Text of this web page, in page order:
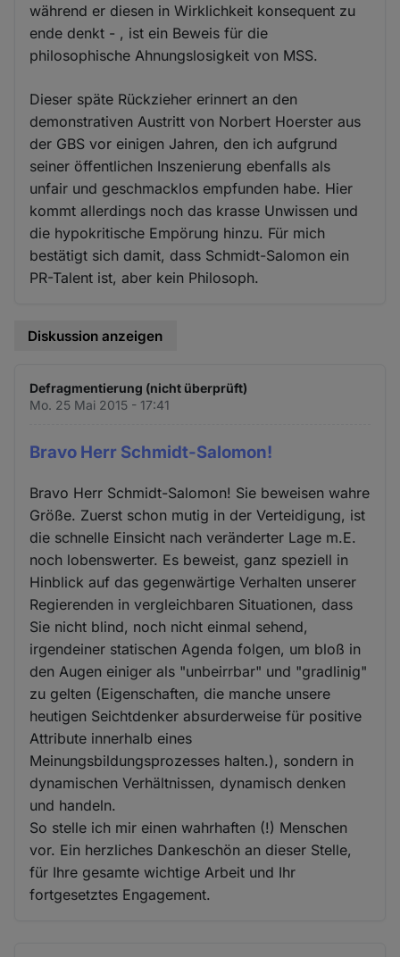
während er diesen in Wirklichkeit konsequent zu
ende denkt - , ist ein Beweis für die
philosophische Ahnungslosigkeit von MSS.
Dieser späte Rückzieher erinnert an den
demonstrativen Austritt von Norbert Hoerster aus
der GBS vor einigen Jahren, den ich aufgrund
seiner öffentlichen Inszenierung ebenfalls als
unfair und geschmacklos empfunden habe. Hier
kommt allerdings noch das krasse Unwissen und
die hypokritische Empörung hinzu. Für mich
bestätigt sich damit, dass Schmidt-Salomon ein
PR-Talent ist, aber kein Philosoph.
Diskussion anzeigen
Defragmentierung (nicht überprüft)
Mo. 25 Mai 2015 - 17:41
Bravo Herr Schmidt-Salomon!
Bravo Herr Schmidt-Salomon! Sie beweisen wahre
Größe. Zuerst schon mutig in der Verteidigung, ist
die schnelle Einsicht nach veränderter Lage m.E.
noch lobenswerter. Es beweist, ganz speziell in
Hinblick auf das gegenwärtige Verhalten unserer
Regierenden in vergleichbaren Situationen, dass
Sie nicht blind, noch nicht einmal sehend,
irgendeiner statischen Agenda folgen, um bloß in
den Augen einiger als "unbeirrbar" und "gradlinig"
zu gelten (Eigenschaften, die manche unsere
heutigen Seichtdenker absurderweise für positive
Attribute innerhalb eines
Meinungsbildungsprozesses halten.), sondern in
dynamischen Verhältnissen, dynamisch denken
und handeln.
So stelle ich mir einen wahrhaften (!) Menschen
vor. Ein herzliches Dankeschön an dieser Stelle,
für Ihre gesamte wichtige Arbeit und Ihr
fortgesetztes Engagement.